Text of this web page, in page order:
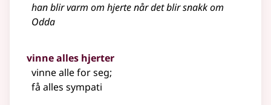
han blir varm om hjerte når det blir snakk om
Odda
vinne alles hjerter
vinne alle for seg;
få alles sympati